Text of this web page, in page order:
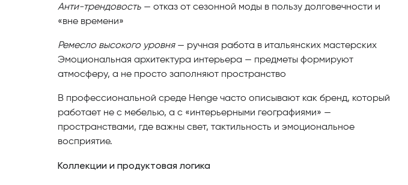
Анти-трендовость — отказ от сезонной моды в пользу долговечности и
«вне времени»
Ремесло высокого уровня— ручная работа в итальянских мастерских
Эмоциональная архитектура интерьера — предметы формируют
атмосферу, а не просто заполняют пространство
В профессиональной среде Henge часто описывают как бренд, который
работает не с мебелью, а с «интерьерными географиями» —
пространствами, где важны свет, тактильность и эмоциональное
восприятие.
Коллекции и продуктовая логика